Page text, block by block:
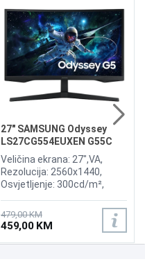
27" SAMSUNG Odyssey
LS27CG554EUXEN G55C
165Hz Curved Display
Veličina ekrana: 27",VA,
Rezolucija: 2560x1440,
Osvjetljenje: 300cd/m²,
Osvježenje: 165Hz, AMD
FreeSync Premium Pro,
Priključci: HDMI, DisplayPort
479,00 KM
459,00 KM